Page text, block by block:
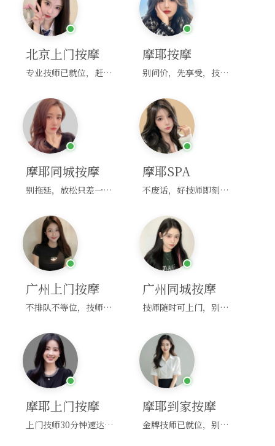
北京上门按摩
专业技师已就位，赶紧下单！
摩耶按摩
别问价，先享受，技师马上到！
摩耶同城按摩
别拖延，放松只差一次点击！
摩耶SPA
不废话，好技师即刻上门，约！
广州上门按摩
不排队不等位，技师直奔你家！
广州同城按摩
技师随时可上门，别啰嗦，赶紧约！
摩耶上门按摩
上门技师30分钟速达，别问，快约！
摩耶到家按摩
金牌技师已就位，别纠结，马上预约！